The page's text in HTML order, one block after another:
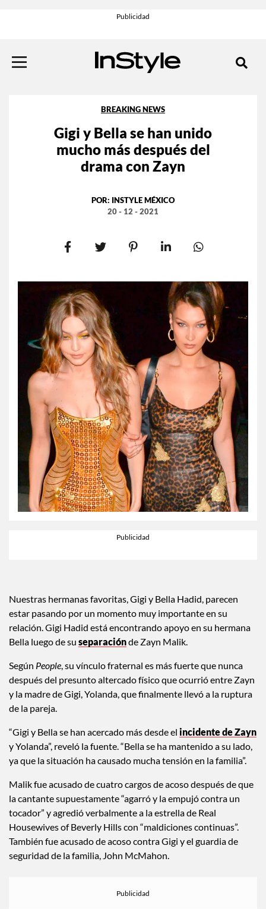
BREAKING NEWS
Gigi y Bella se han unido
mucho más después del
drama con Zayn
POR: INSTYLE MÉXICO
20 - 12 - 2021
Nuestras hermanas favoritas, Gigi y Bella Hadid, parecen
estar pasando por un momento muy importante en su
relación. Gigi Hadid está encontrando apoyo en su hermana
SegúnPeople, su vínculo fraternal es más fuerte que nunca
después del presunto altercado físico que ocurrió entre Zayn
y la madre de Gigi, Yolanda, que finalmente llevó a la ruptura
“Gigi y Bella se han acercado más desde elincidente de Zayn
y Yolanda”, reveló la fuente. “Bella se ha mantenido a su lado,
Malik fue acusado de cuatro cargos de acoso después de que
la cantante supuestamente “agarró y la empujó contra un
tocador” y agredió verbalmente a la estrella de Real
Housewives of Beverly Hills con “maldiciones continuas”.
También fue acusado de acoso contra Gigi y el guardia de